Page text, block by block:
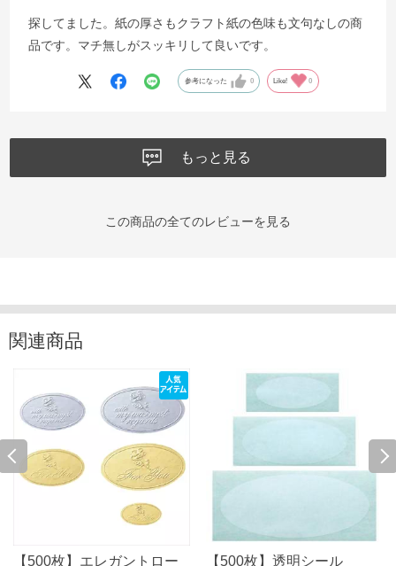
探してました。紙の厚さもクラフト紙の色味も文句なしの商
品です。マチ無しがスッキリして良いです。
参考になった 0 Like! 0
もっと見る
この商品の全てのレビューを見る
関連商品
【500枚】エレガントロー
【500枚】透明シール